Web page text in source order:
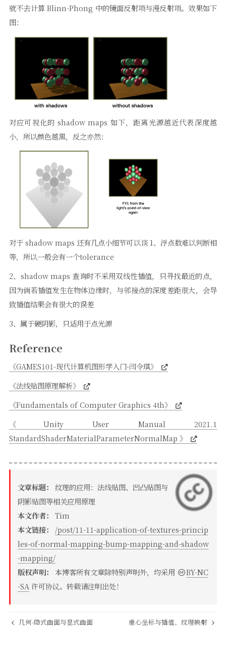
就不去计算 Blinn-Phong 中的镜面反射项与漫反射项。效果如下
图：
对应可视化的 shadow maps 如下，距离光源越近代表深度越
小，所以颜色越黑，反之亦然：
对于 shadow maps 还有几点小细节可以谈 1、浮点数难以判断相
等，所以一般会有一个tolerance
2、shadow maps 查询时不采用双线性插值，只寻找最近的点，
因为倘若插值发生在物体边缘时，与邻接点的深度差距很大，会导
致插值结果会有很大的误差
3、属于硬阴影，只适用于点光源
Reference
《GAMES101-现代计算机图形学入门-闫令琪》
《法线贴图原理解析》
《Fundamentals of Computer Graphics 4th》
《Unity User Manual 2021.1
StandardShaderMaterialParameterNormalMap 》
文章标题：
纹理的应用：法线贴图、凹凸贴图与
阴影贴图等相关应用原理
本文作者：Tim
本文链接：
/post/11-11-application-of-textures-princip
les-of-normal-mapping-bump-mapping-and-shadow
-mapping/
版权声明：本博客所有文章除特别声明外，均采用
BY-NC
-SA 许可协议。转载请注明出处！
几何-隐式曲面与显式曲面 重心坐标与插值、纹理映射